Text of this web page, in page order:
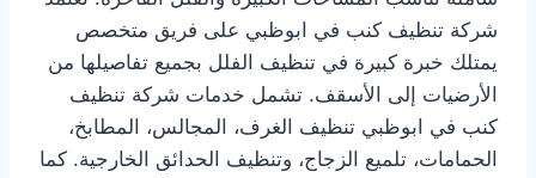
شركة تنظيف كنب في ابوظبي على فريق متخصص
يمتلك خبرة كبيرة في تنظيف الفلل بجميع تفاصيلها من
الأرضيات إلى الأسقف. تشمل خدمات شركة تنظيف
كنب في ابوظبي تنظيف الغرف، المجالس، المطابخ،
الحمامات، تلميع الزجاج، وتنظيف الحدائق الخارجية. كما